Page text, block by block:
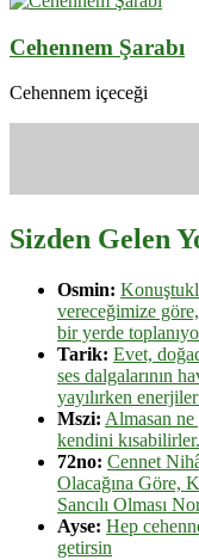
Cehennem Şarabı
Cehennem içeceği
Sizden Gelen
Osmin:
vereceğimize
bir yerde
Tarik: Evet,
ses dalgalarının
yayılırken
Mszi: Almasan
kendini
72no: Cennet
Olacağına Göre,
Sancılı Olması
Ayse: Hep
getirsin